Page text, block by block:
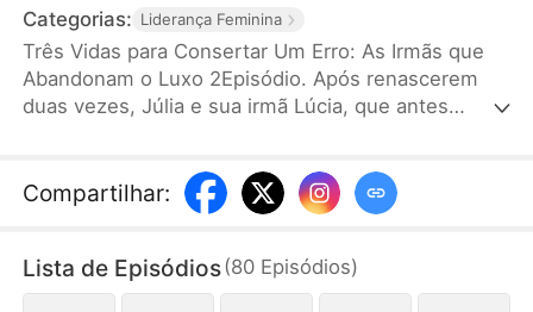
Categorias: Liderança Feminina
Três Vidas para Consertar Um Erro: As Irmãs que
Abandonam o Luxo 2Episódio. Após renascerem
duas vezes, Júlia e sua irmã Lúcia, que antes
destino no dia do noivado. Dessa vez, Júlia escolhe
se casar com um mendigo, sem saber que ele é o
entendidos surgem, um príncipe e o imperador
acabam se interessando pelas duas irmãs,
Compartilhar:
Lista de Episódios(80 Episódios)